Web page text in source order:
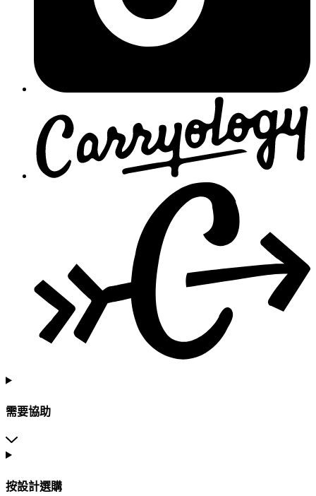
需要協助
按設計選購